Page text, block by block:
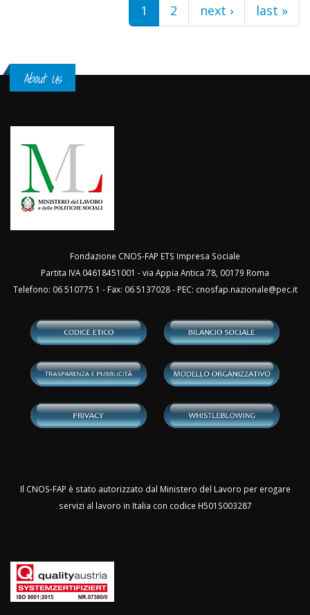
1 2 next › last »
About Us
Fondazione CNOS-FAP ETS Impresa Sociale
Partita IVA 04618451001 - via Appia Antica 78, 00179 Roma
Telefono: 06 510775 1 - Fax: 06 5137028 - PEC: cnosfap.nazionale@pec.it
Il CNOS-FAP è stato autorizzato dal Ministero del Lavoro per erogare
servizi al lavoro in Italia con codice H501S003287